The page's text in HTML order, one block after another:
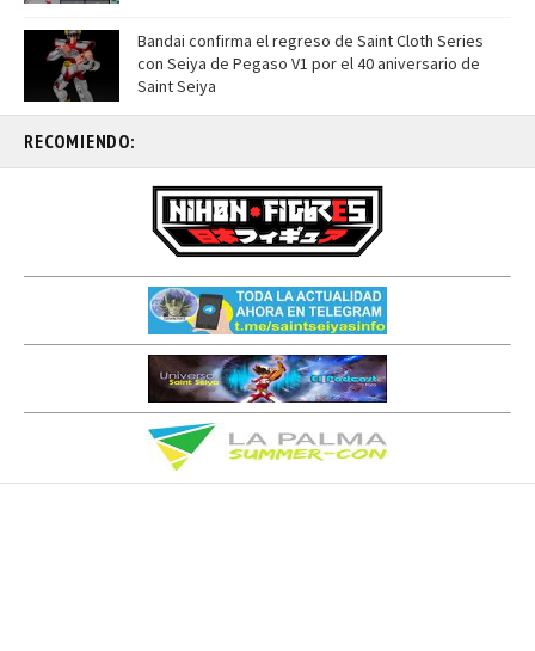
Bandai confirma el regreso de Saint Cloth Series
con Seiya de Pegaso V1 por el 40 aniversario de
Saint Seiya
RECOMIENDO: